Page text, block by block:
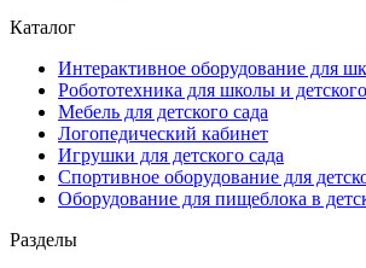
Каталог
Интерактивное оборудование для
Робототехника для школы и
Мебель для детского сада
Логопедический кабинет
Игрушки для детского сада
Спортивное оборудование для
Оборудование для пищеблока в
Разделы